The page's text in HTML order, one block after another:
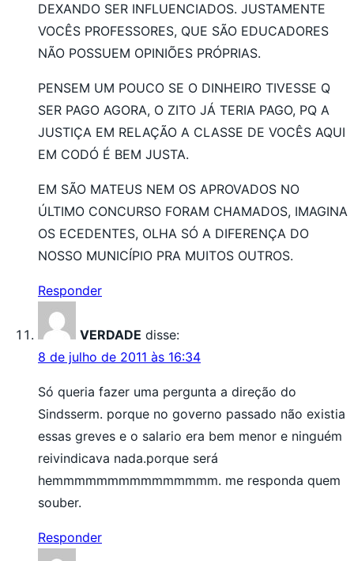
DEXANDO SER INFLUENCIADOS. JUSTAMENTE
VOCÊS PROFESSORES, QUE SÃO EDUCADORES
NÃO POSSUEM OPINIÕES PRÓPRIAS.
PENSEM UM POUCO SE O DINHEIRO TIVESSE Q
SER PAGO AGORA, O ZITO JÁ TERIA PAGO, PQ A
JUSTIÇA EM RELAÇÃO A CLASSE DE VOCÊS AQUI
EM CODÓ É BEM JUSTA.
EM SÃO MATEUS NEM OS APROVADOS NO
ÚLTIMO CONCURSO FORAM CHAMADOS, IMAGINA
OS ECEDENTES, OLHA SÓ A DIFERENÇA DO
NOSSO MUNICÍPIO PRA MUITOS OUTROS.
Responder
VERDADE disse:
8 de julho de 2011 às 16:34
Só queria fazer uma pergunta a direção do
Sindsserm. porque no governo passado não existia
essas greves e o salario era bem menor e ninguém
reivindicava nada.porque será
hemmmmmmmmmmmmmmm. me responda quem
souber.
Responder